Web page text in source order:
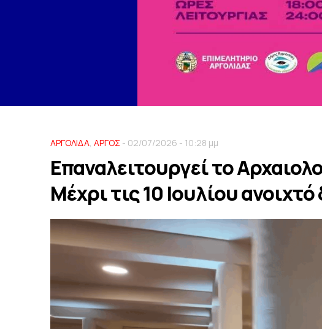
ΑΡΓΟΛΙΔΑ, ΑΡΓΟΣ - 02/07/2026 - 10:28 μμ
Επαναλειτουργεί το
Μέχρι τις 10 Ιουλίου